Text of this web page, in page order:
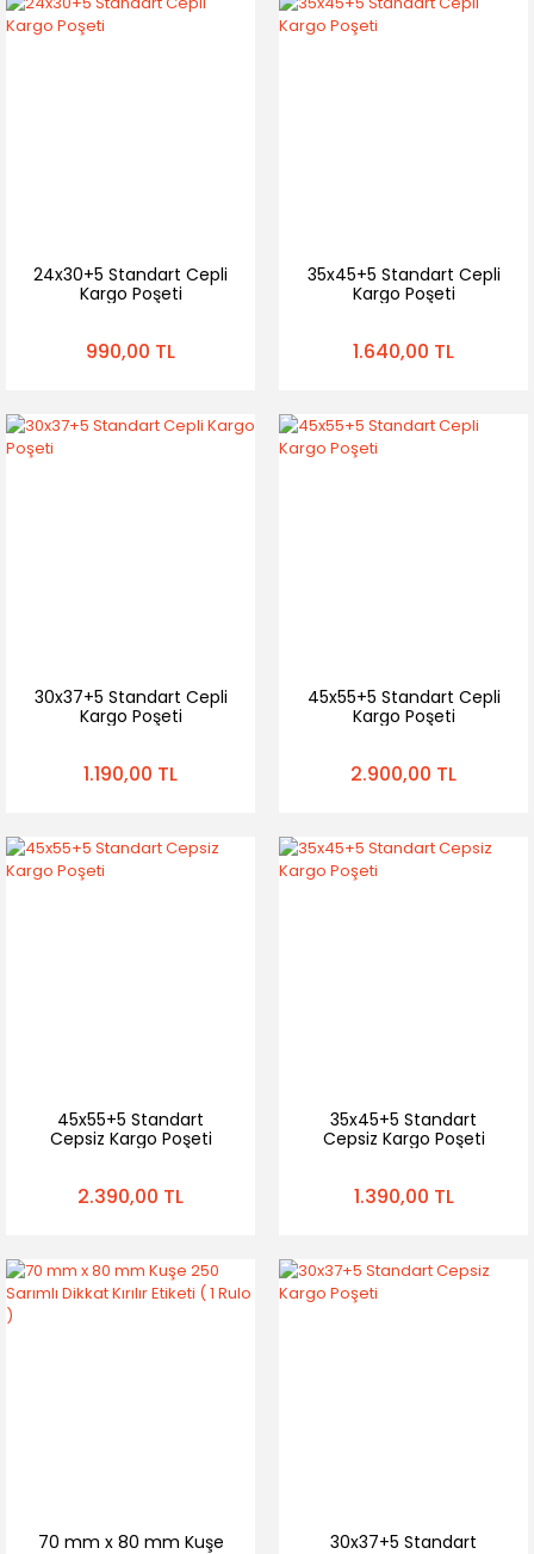
24x30+5 Standart Cepli
Kargo Poşeti
990,00 TL
35x45+5 Standart Cepli
Kargo Poşeti
1.640,00 TL
30x37+5 Standart Cepli
Kargo Poşeti
1.190,00 TL
45x55+5 Standart Cepli
Kargo Poşeti
2.900,00 TL
45x55+5 Standart
Cepsiz Kargo Poşeti
2.390,00 TL
35x45+5 Standart
Cepsiz Kargo Poşeti
1.390,00 TL
70 mm x 80 mm Kuşe
30x37+5 Standart